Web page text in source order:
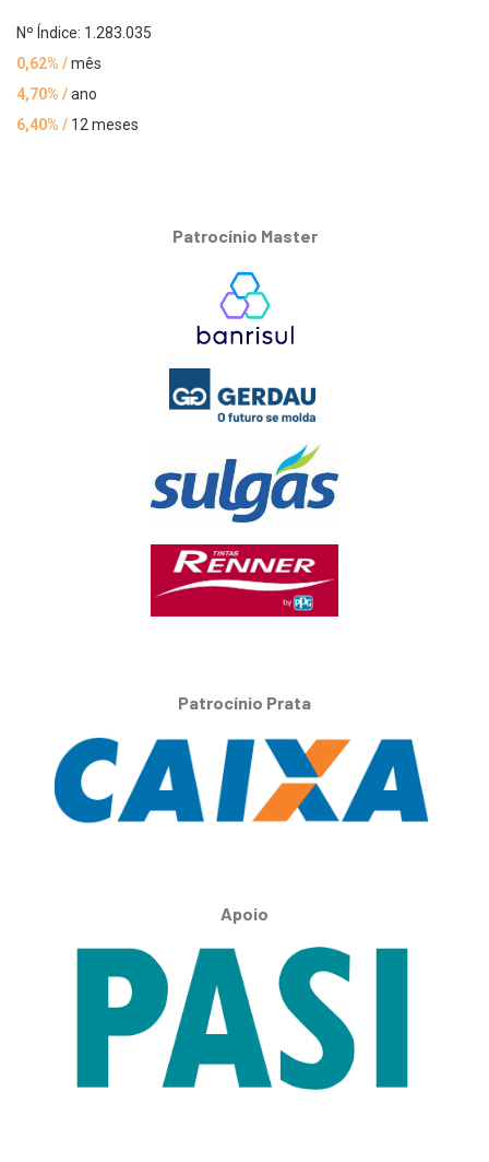
Nº Índice: 1.283.035
0,62% /mês
4,70% /ano
6,40% / 12 meses
Patrocínio Master
Patrocínio Prata
Apoio